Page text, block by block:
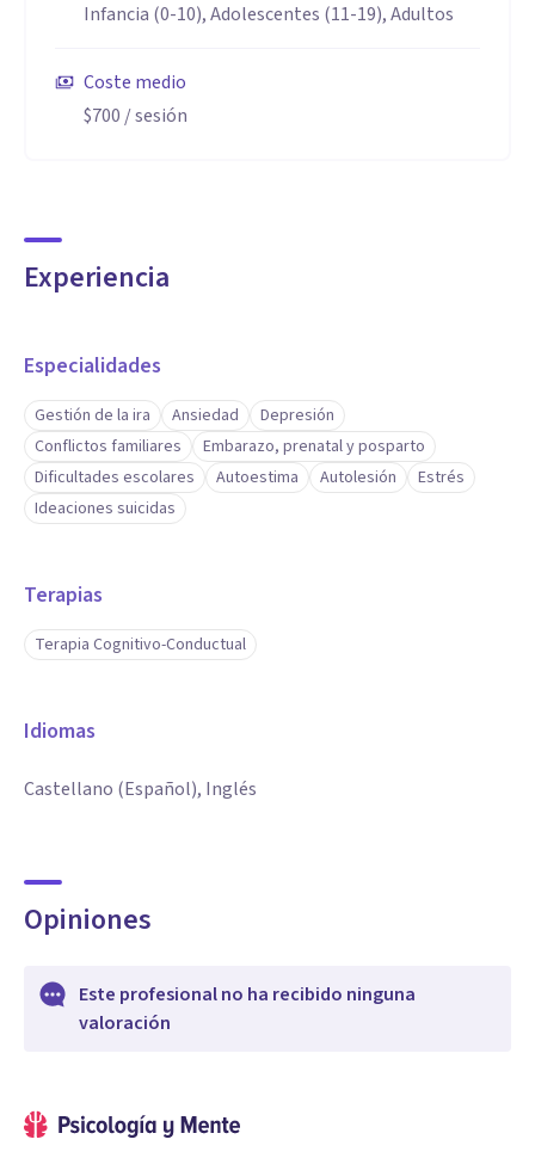
Infancia (0-10), Adolescentes (11-19), Adultos
Coste medio
$700 / sesión
Experiencia
Especialidades
Gestión de la ira Ansiedad
Depresión
Conflictos familiares
Embarazo, prenatal y posparto
Dificultades escolares
Autoestima Autolesión
Estrés
Ideaciones suicidas
Terapias
Terapia Cognitivo-Conductual
Idiomas
Castellano (Español), Inglés
Opiniones
Este profesional no ha recibido ninguna
valoración